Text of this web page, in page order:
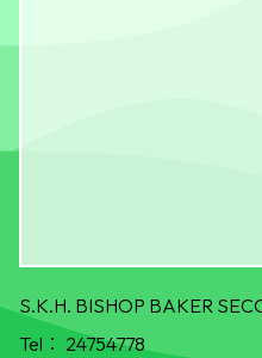
S.K.H. BISHOP BAKER
Tel： 24754778